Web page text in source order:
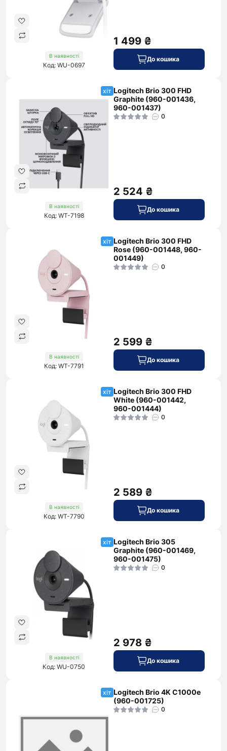
В наявності
Код: WU-0697
1 499 ₴
До кошика
хіт
В наявності
Код: WT-7198
Logitech Brio 300 FHD
Graphite (960-001436,
960-001437)
0
2 524 ₴
До кошика
хіт
В наявності
Код: WT-7791
Logitech Brio 300 FHD
Rose (960-001448, 960-
001449)
0
2 599 ₴
До кошика
хіт
В наявності
Код: WT-7790
Logitech Brio 300 FHD
White (960-001442,
960-001444)
0
2 589 ₴
До кошика
хіт
В наявності
Код: WU-0750
Logitech Brio 305
Graphite (960-001469,
960-001475)
0
2 978 ₴
До кошика
хіт Logitech Brio 4K C1000e
(960-001725)
0